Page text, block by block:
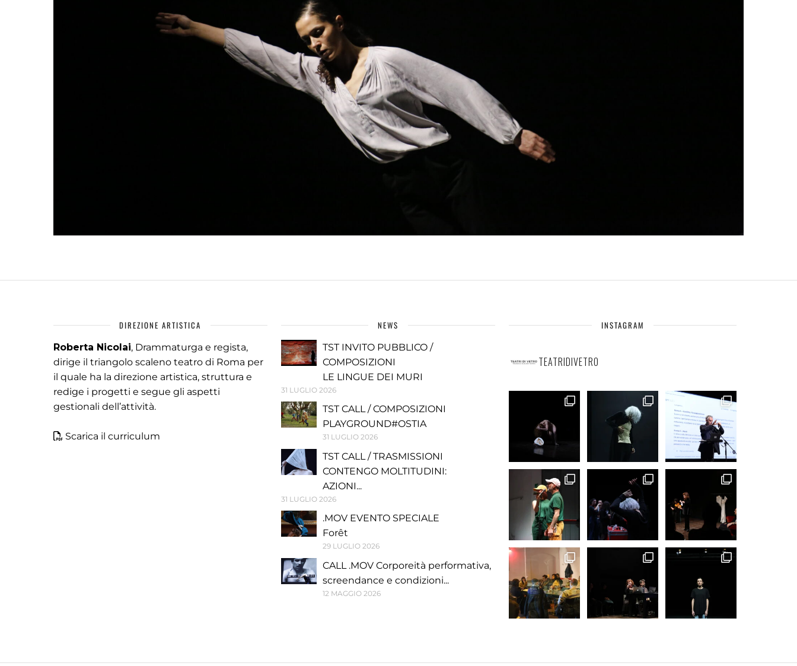
DIREZIONE ARTISTICA
Roberta Nicolai, Drammaturga e regista,
dirige il triangolo scaleno teatro di Roma per
il quale ha la direzione artistica, struttura e
redige i progetti e segue gli aspetti
gestionali dell’attività.
Scarica il curriculum
NEWS
TST INVITO PUBBLICO /
COMPOSIZIONI
LE LINGUE DEI MURI
31 LUGLIO 2026
TST CALL / COMPOSIZIONI
PLAYGROUND#OSTIA
31 LUGLIO 2026
TST CALL / TRASMISSIONI
CONTENGO MOLTITUDINI:
AZIONI...
31 LUGLIO 2026
.MOV EVENTO SPECIALE
Forêt
29 LUGLIO 2026
CALL .MOV Corporeità performativa,
screendance e condizioni...
12 MAGGIO 2026
INSTAGRAM
TEATRIDIVETRO